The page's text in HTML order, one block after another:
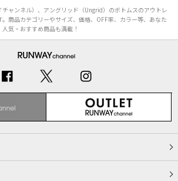
チャンネル）、アングリッド（Ungrid）のボトムスのアウトレ
。商品カテゴリーやサイズ、価格、OFF率、カラー等、あなた
気・おすすめ商品も満載！